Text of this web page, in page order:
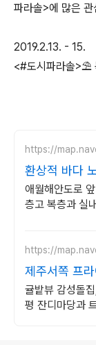
파라솔>에 많은 관
2019.2.13. - 15.
<#도시파라솔>⛱
https://
환상적 바다
머 애월 파노
애월해안도로
층고 복층과 실
https://
제주서쪽 프
귤밭뷰 감성돌
평 잔디마당과